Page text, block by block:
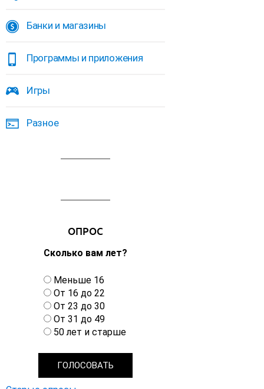
Банки и магазины
Программы и приложения
Игры
Разное
ОПРОС
Сколько вам лет?
В
а
р
и
а
Меньше 16
От 16 до 22
От 23 до 30
От 31 до 49
50 лет и старше